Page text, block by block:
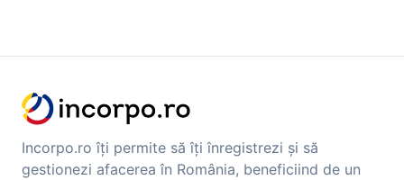
Incorpo.ro îți permite să îți înregistrezi și să
gestionezi afacerea în România, beneficiind de un